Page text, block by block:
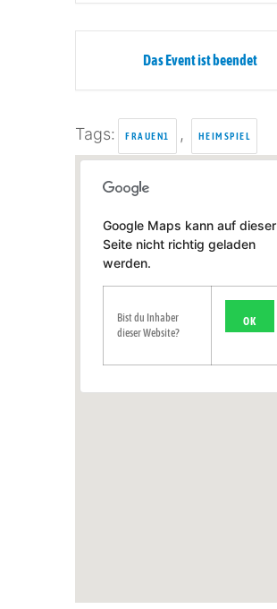
Das Event ist beendet
Tags: FRAUEN1 , HEIMSPIEL
Google Maps kann auf dieser
Seite nicht richtig geladen
werden.
Bist du Inhaber
dieser Website?
OK